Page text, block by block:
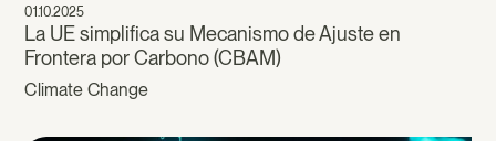
01.10.2025
La UE simplifica su Mecanismo de Ajuste en
Frontera por Carbono (CBAM)
Climate Change